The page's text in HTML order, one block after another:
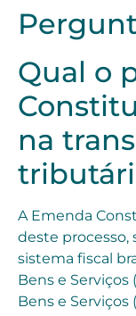
Qual o
na
A Emenda
deste processo,
sistema fiscal
Bens e Serviços
Bens e Serviços